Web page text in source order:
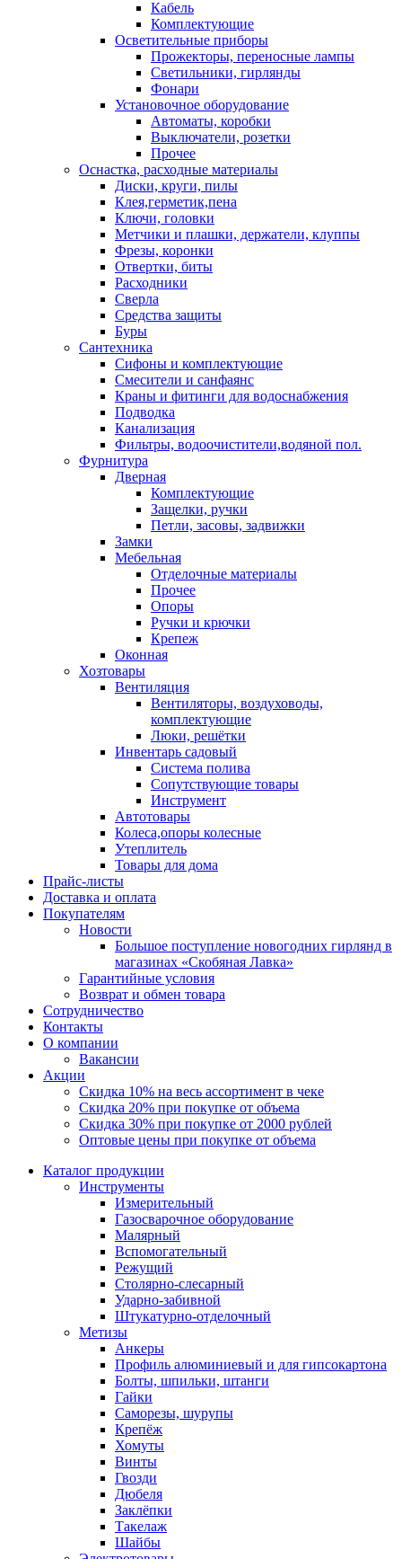
Кабель
Комплектующие
Осветительные приборы
Прожекторы, переносные лампы
Светильники, гирлянды
Фонари
Установочное оборудование
Автоматы, коробки
Выключатели, розетки
Прочее
Оснастка, расходные материалы
Диски, круги, пилы
Клея,герметик,пена
Ключи, головки
Метчики и плашки, держатели, клуппы
Фрезы, коронки
Отвертки, биты
Расходники
Сверла
Средства защиты
Буры
Сантехника
Сифоны и комплектующие
Смесители и санфаянс
Краны и фитинги для водоснабжения
Подводка
Канализация
Фильтры, водоочистители,водяной пол.
Фурнитура
Дверная
Комплектующие
Защелки, ручки
Петли, засовы, задвижки
Замки
Мебельная
Отделочные материалы
Прочее
Опоры
Ручки и крючки
Крепеж
Оконная
Хозтовары
Вентиляция
Вентиляторы, воздуховоды,
комплектующие
Люки, решётки
Инвентарь садовый
Система полива
Сопутствующие товары
Инструмент
Автотовары
Колеса,опоры колесные
Утеплитель
Товары для дома
Прайс-листы
Доставка и оплата
Покупателям
Новости
Большое поступление новогодних гирлянд в
магазинах «Скобяная Лавка»
Гарантийные условия
Возврат и обмен товара
Сотрудничество
Контакты
О компании
Вакансии
Акции
Скидка 10% на весь ассортимент в чеке
Скидка 20% при покупке от объема
Скидка 30% при покупке от 2000 рублей
Оптовые цены при покупке от объема
Каталог продукции
Инструменты
Измерительный
Газосварочное оборудование
Малярный
Вспомогательный
Режущий
Столярно-слесарный
Ударно-забивной
Штукатурно-отделочный
Метизы
Анкеры
Профиль алюминиевый и для гипсокартона
Болты, шпильки, штанги
Гайки
Саморезы, шурупы
Крепёж
Хомуты
Винты
Гвозди
Дюбеля
Заклёпки
Такелаж
Шайбы